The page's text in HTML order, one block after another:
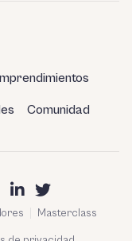
Comunidad
Masterclass